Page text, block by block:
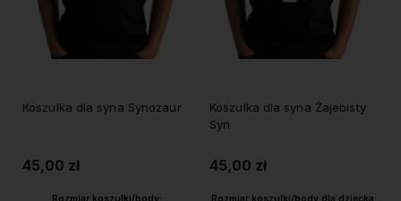
Koszulka dla syna Synozaur
45,00 zł
Rozmiar koszulki/body:
Koszulka dla syna Żajebisty
Syn
45,00 zł
Rozmiar koszulki/body dla dziecka: